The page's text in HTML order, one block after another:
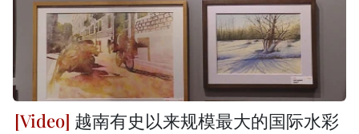
越南有史以来规模最大的国际水彩